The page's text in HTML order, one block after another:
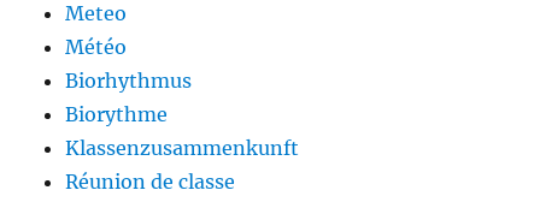
Meteo
Météo
Biorhythmus
Biorythme
Klassenzusammenkunft
Réunion de classe